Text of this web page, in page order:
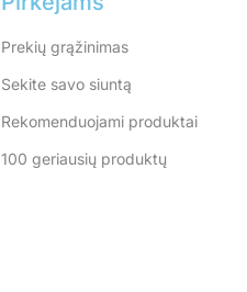
Prekių grąžinimas
Sekite savo siuntą
Rekomenduojami produktai
100 geriausių produktų